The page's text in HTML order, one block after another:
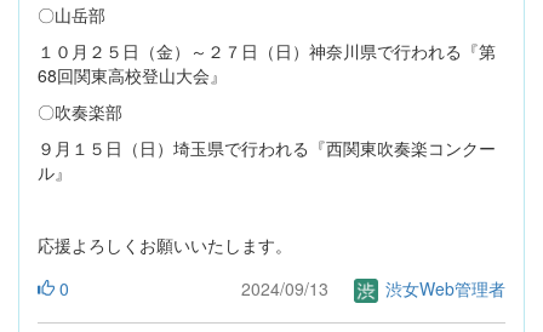
〇山岳部
１０月２５日（金）～２７日（日）神奈川県で行われる『第
68回関東高校登山大会』
〇吹奏楽部
９月１５日（日）埼玉県で行われる『西関東吹奏楽コンクー
ル』
応援よろしくお願いいたします。
0
2024/09/13 渋女Web管理者